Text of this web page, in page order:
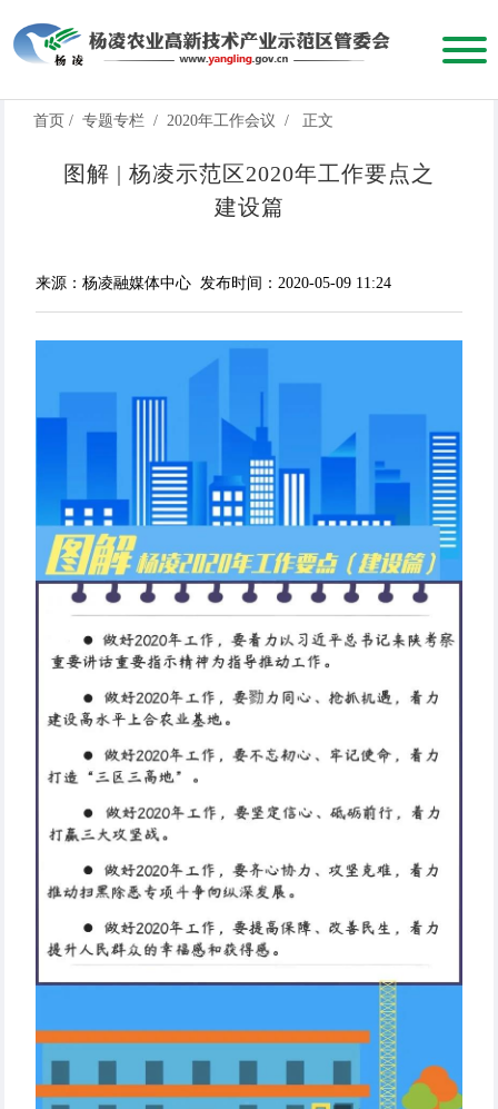
首页 / 专题专栏 / 2020年工作会议 / 正文
图解 | 杨凌示范区2020年工作要点之
建设篇
来源：杨凌融媒体中心 发布时间：2020-05-09 11:24